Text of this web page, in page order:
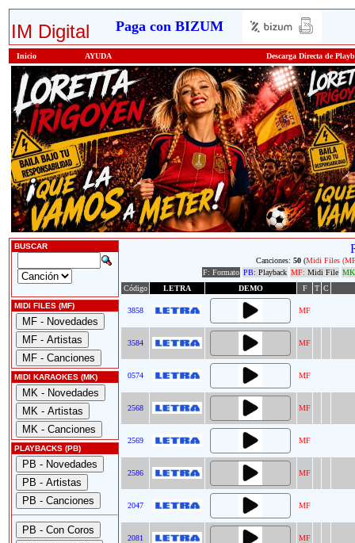
IM Digital Paga con BIZUM
Inicio AYUDA Descarga Directa de
BUSCAR
MIDI FILES (MF)
MIDI KARAOKES (MK)
PLAYBACKS (PB)
Canciones: 50(Midi Files
F: Formato PB: Playback MF: Midi File
Código
LETRA DEMO F T C
3858 MF
3584 MF
0574 MF
2568 MF
2569 MF
2586 MF
2047 MF
2081 MF